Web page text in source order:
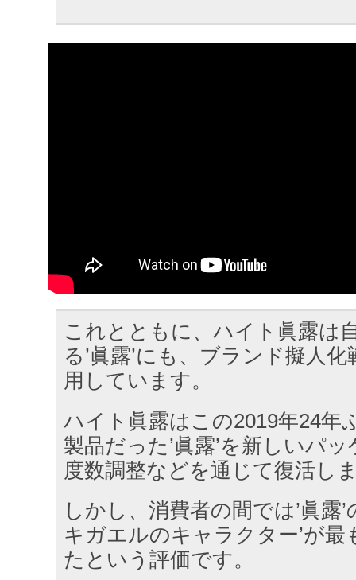
これとともに、ハイト眞露は
る’眞露’にも、ブランド擬人
用しています。
ハイト眞露はこの2019年24年
製品だった’眞露’を新しいパ
度数調整などを通じて復活し
しかし、消費者の間では’眞露
キガエルのキャラクター’が最
たという評価です。